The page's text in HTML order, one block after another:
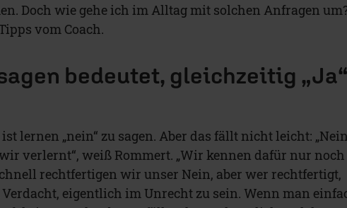
Doch wie gehe ich im Alltag mit solchen Anfragen
vom Coach.
sagen bedeutet, gleichzeitig
lernen „nein“ zu sagen. Aber das fällt nicht leicht:
verlernt“, weiß Rommert. „Wir kennen dafür nur noch
rechtfertigen wir unser Nein, aber wer rechtfertigt,
eigentlich im Unrecht zu sein. Wenn man